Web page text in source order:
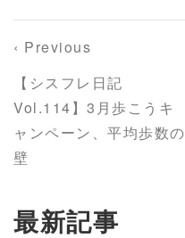
‹ Previous
【シスフレ日記
Vol.114】3月歩こうキ
ャンペーン、平均歩数の
壁
最新記事